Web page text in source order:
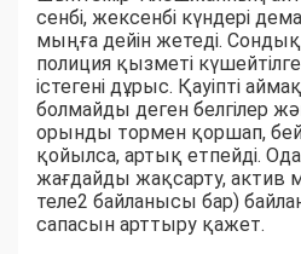
сенбі, жексенбі күндері
мыңға дейін жетеді.
полиция қызметі
істегені дұрыс. Қауіпті
болмайды деген белгілер
орынды тормен қоршап,
қойылса, артық етпейді.
жағдайды жақсарту, актив
теле2 байланысы бар)
сапасын арттыру қажет.